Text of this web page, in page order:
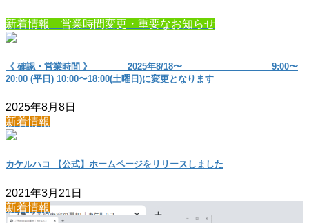
新着情報 営業時間変更・重要なお知らせ
《 確認・営業時間 》 2025年8/18〜 9:00〜
20:00 (平日) 10:00〜18:00(土曜日)に変更となります
2025年8月8日
新着情報
カケルハコ 【公式】ホームページをリリースしました
2021年3月21日
新着情報